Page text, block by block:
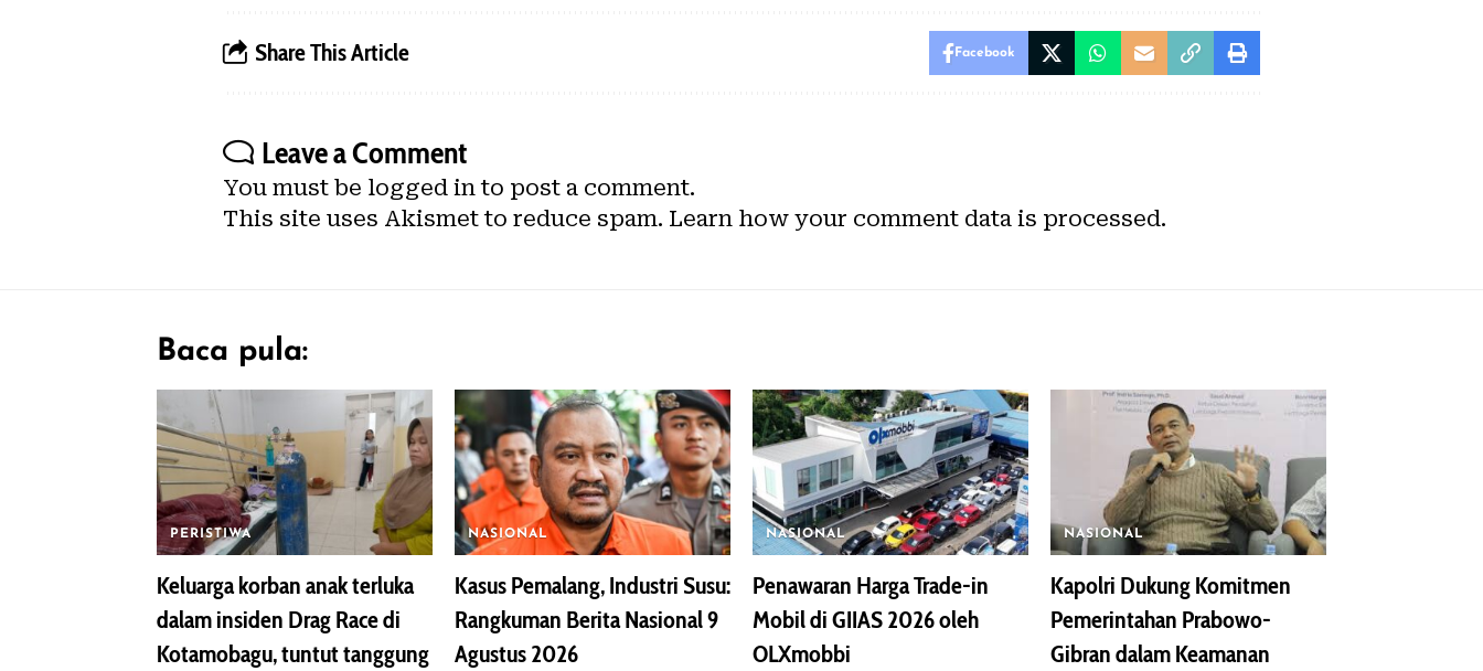
Share This Article Facebook
Leave a Comment
You must be logged in to post a comment.
This site uses Akismet to reduce spam. Learn how your comment data is processed.
Baca pula:
PERISTIWA
Keluarga korban anak terluka
dalam insiden Drag Race di
Kotamobagu, tuntut tanggung
NASIONAL
Kasus Pemalang, Industri Susu:
Rangkuman Berita Nasional 9
Agustus 2026
NASIONAL
Penawaran Harga Trade-in
Mobil di GIIAS 2026 oleh
OLXmobbi
NASIONAL
Kapolri Dukung Komitmen
Pemerintahan Prabowo-
Gibran dalam Keamanan